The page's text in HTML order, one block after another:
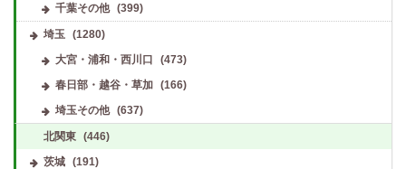
千葉その他
(399)
埼玉
(1280)
大宮・浦和・西川口
(473)
春日部・越谷・草加
(166)
埼玉その他
(637)
北関東 (446)
茨城 (191)